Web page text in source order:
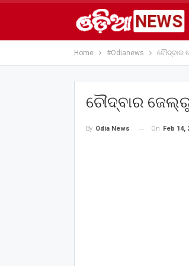
Home #Odianews ଚୌଦ୍ବାର
ଚୌଦ୍ବାର
By Odia News On Feb 14,